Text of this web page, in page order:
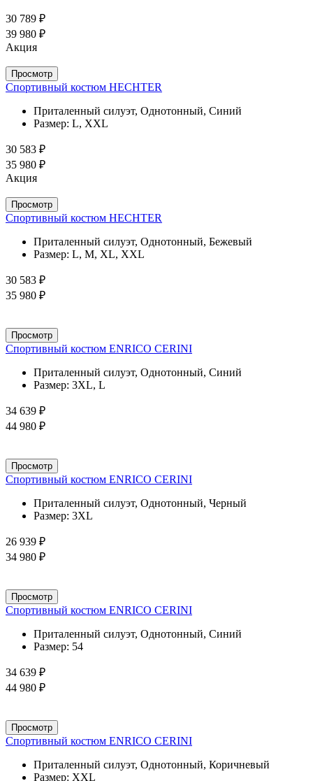
30 789 ₽
39 980 ₽
Акция
Просмотр
Спортивный костюм HECHTER
Приталенный силуэт, Однотонный, Синий
Размер: L, XXL
30 583 ₽
35 980 ₽
Акция
Просмотр
Спортивный костюм HECHTER
Приталенный силуэт, Однотонный, Бежевый
Размер: L, M, XL, XXL
30 583 ₽
35 980 ₽
Просмотр
Спортивный костюм ENRICO CERINI
Приталенный силуэт, Однотонный, Синий
Размер: 3XL, L
34 639 ₽
44 980 ₽
Просмотр
Спортивный костюм ENRICO CERINI
Приталенный силуэт, Однотонный, Черный
Размер: 3XL
26 939 ₽
34 980 ₽
Просмотр
Спортивный костюм ENRICO CERINI
Приталенный силуэт, Однотонный, Синий
Размер: 54
34 639 ₽
44 980 ₽
Просмотр
Спортивный костюм ENRICO CERINI
Приталенный силуэт, Однотонный, Коричневый
Размер: XXL